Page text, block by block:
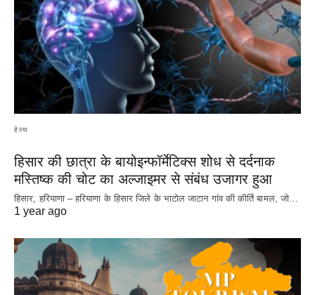
हेल्थ
हिसार की छात्रा के बायोइन्फॉर्मेटिक्स शोध से दर्दनाक
मस्तिष्क की चोट का अल्जाइमर से संबंध उजागर हुआ
हिसार, हरियाणा – हरियाणा के हिसार जिले के भाटोल जाटान गांव की कीर्ति बामल, जो…
1 year ago